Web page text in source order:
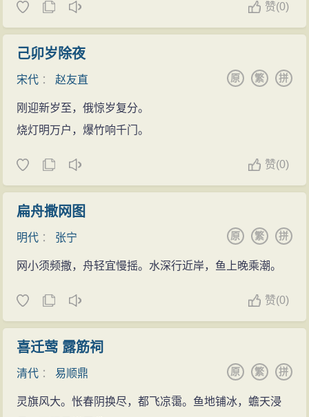
赞(0)
己卯岁除夜
宋代 ：赵友直 拼
繁
原
刚迎新岁至，俄惊岁复分。
烧灯明万户，爆竹响千门。
赞(0)
扁舟撒网图
明代 ： 张宁 拼
繁
原
网小须频撒，舟轻宜慢摇。水深行近岸，鱼上晚乘潮。
赞(0)
喜迁莺 露筋祠
清代 ：易顺鼎 拼
繁
原
灵旗风大。怅春阴换尽，都飞凉霭。鱼地铺冰，蟾天浸